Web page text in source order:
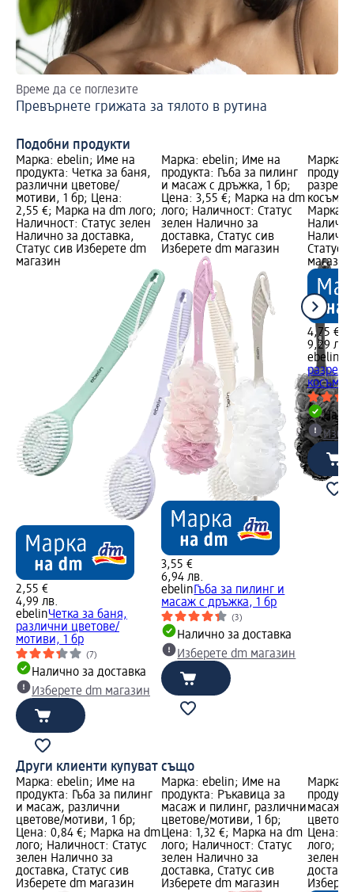
Време да се поглезите
Превърнете грижата за тялото в рутина
Подобни продукти
Марка: ebelin; Име на
продукта: Четка за баня,
различни цветове/
мотиви, 1 бр; Цена:
2,55 €; Марка на dm лого;
Наличност: Статус зелен
Налично за доставка,
Статус сив Изберете dm
магазин
2,55 €
4,99 лв.
ebelinЧетка за баня,
различни цветове/
мотиви, 1 бр
(7)
Налично за доставка
Изберете dm магазин
Марка: ebelin; Име на
продукта: Гъба за пилинг
и масаж с дръжка, 1 бр;
Цена: 3,55 €; Марка на dm
лого; Наличност: Статус
зелен Налично за
доставка, Статус сив
Изберете dm магазин
3,55 €
6,94 лв.
ebelinГъба за пилинг и
масаж с дръжка, 1 бр
(3)
Налично за доставка
Изберете dm магазин
Марка:
косъм,
Марка
Статус
магазин
4,75 €
9,29 лв.
ebelin
косъм, 1
Други клиенти купуват също
Марка: ebelin; Име на
продукта: Гъба за пилинг
и масаж, различни
цветове/мотиви, 1 бр;
Цена: 0,84 €; Марка на dm
лого; Наличност: Статус
зелен Налично за
доставка, Статус сив
Изберете dm магазин
Марка: ebelin; Име на
продукта: Ръкавица за
масаж и пилинг, различни
цветове/мотиви, 1 бр;
Цена: 1,32 €; Марка на dm
лого; Наличност: Статус
зелен Налично за
доставка, Статус сив
Изберете dm магазин
Марка:
масаж и
Цена:
лого;
зелен